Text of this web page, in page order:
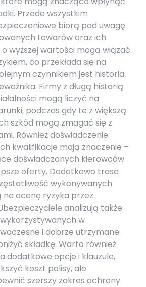
Przede wszystkim
biorą pod uwagę
towarów oraz ich
wyższej wartości mogą wiązać
co przekłada się na
czynnikiem jest historia
Firmy z długą historią
mogą liczyć na
podczas gdy te z większą
szkód mogą zmagać się z
Również doświadczenie
kwalifikacje mają znaczenie –
doświadczonych kierowców
oferty. Dodatkowo trasa
wykonywanych
na ocenę ryzyka przez
analizują także
w
i dobrze utrzymane
składkę. Warto również
dodatkowe opcje i klauzule,
koszt polisy, ale
szerszy zakres ochrony.